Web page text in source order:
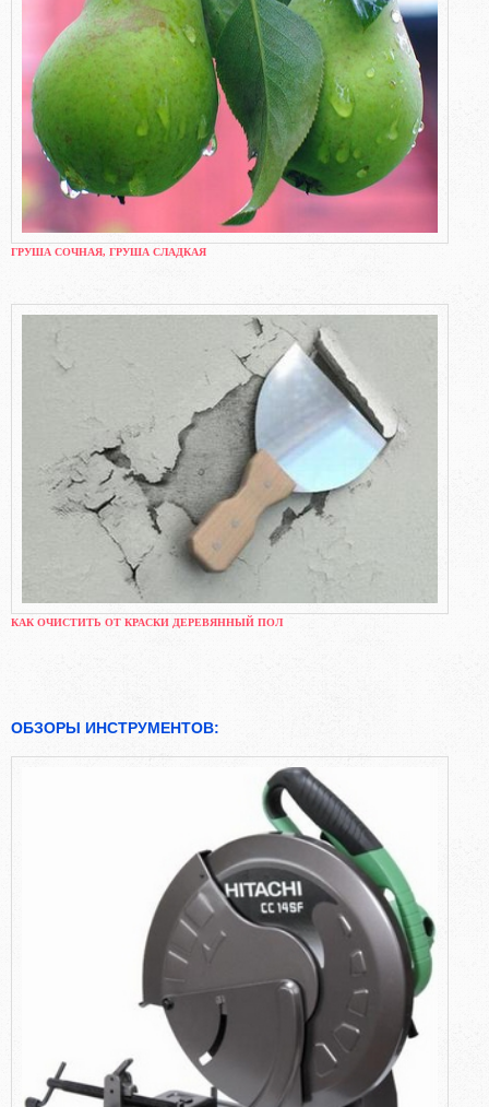
ГРУША СОЧНАЯ, ГРУША СЛАДКАЯ
КАК ОЧИСТИТЬ ОТ КРАСКИ ДЕРЕВЯННЫЙ ПОЛ
ОБЗОРЫ ИНСТРУМЕНТОВ: